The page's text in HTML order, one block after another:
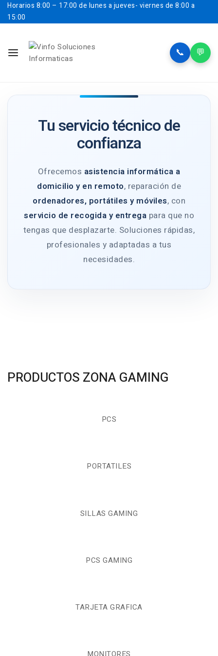
Horarios 8:00 – 17:00 de lunes a jueves- viernes de 8:00 a
15:00
📞 💬
Tu servicio técnico de
confianza
Ofrecemos asistencia informática a
domicilio y en remoto, reparación de
ordenadores, portátiles y móviles, con
servicio de recogida y entrega para que no
tengas que desplazarte. Soluciones rápidas,
profesionales y adaptadas a tus
necesidades.
PRODUCTOS ZONA GAMING
PCS
PORTATILES
SILLAS GAMING
PCS GAMING
TARJETA GRAFICA